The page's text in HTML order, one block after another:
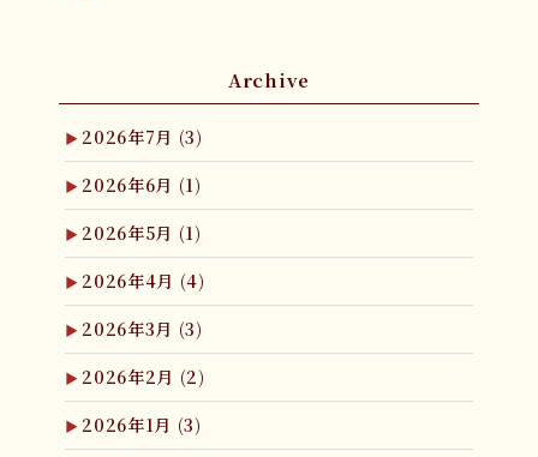
Archive
2026年7月 (3)
2026年6月 (1)
2026年5月 (1)
2026年4月 (4)
2026年3月 (3)
2026年2月 (2)
2026年1月 (3)